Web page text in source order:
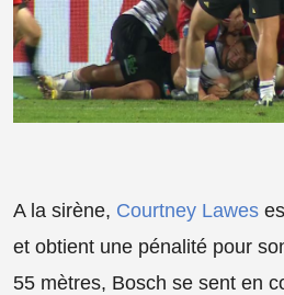
A la sirène, Courtney Lawes
et obtient une pénalité pour
55 mètres, Bosch se sent en